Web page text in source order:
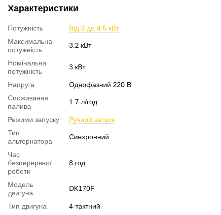
Характеристики
Потужність
Від 3 до 4.5 кВт
Максимальна
потужність
3.2 кВт
Номінальна
потужність
3 кВт
Напруга
Однофазний 220 В
Споживання
палива
1.7 л/год
Режими запуску
Ручний запуск
Тип
альтернатора
Синхронний
Час
безперервної
роботи
8 год
Модель
двигуна
DK170F
Тип двигуна
4-тактний